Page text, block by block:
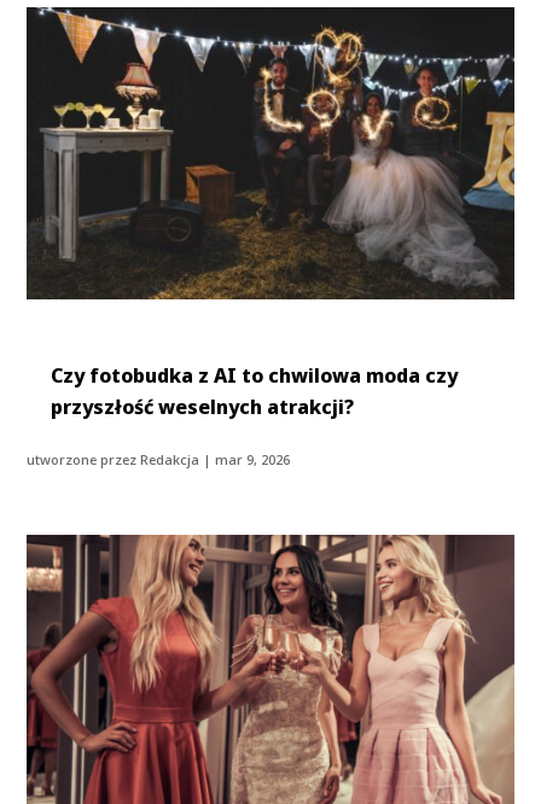
Czy fotobudka z AI to chwilowa moda czy
przyszłość weselnych atrakcji?
utworzone przezRedakcja |mar 9, 2026